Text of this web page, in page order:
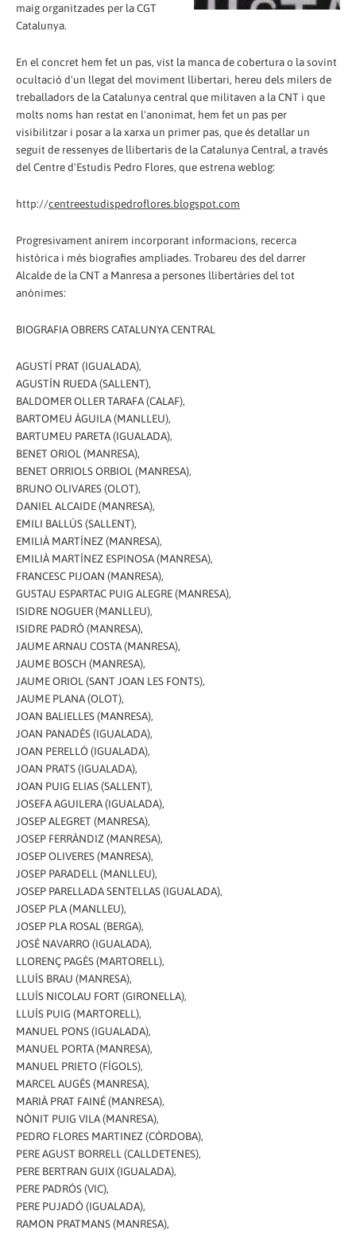
maig organitzades per la CGT
Catalunya.
En el concret hem fet un pas, vist la manca de cobertura o la sovint
ocultació d'un llegat del moviment llibertari, hereu dels milers de
treballadors de la Catalunya central que militaven a la CNT i que
molts noms han restat en l'anonimat, hem fet un pas per
visibilitzar i posar a la xarxa un primer pas, que és detallar un
seguit de ressenyes de llibertaris de la Catalunya Central, a través
del Centre d'Estudis Pedro Flores, que estrena weblog:
http://centreestudispedroflores.blogspot.com
Progresivament anirem incorporant informacions, recerca
històrica i més biografies ampliades. Trobareu des del darrer
Alcalde de la CNT a Manresa a persones llibertàries del tot
anònimes:
BIOGRAFIA OBRERS CATALUNYA CENTRAL
AGUSTÍ PRAT (IGUALADA),
AGUSTÍN RUEDA (SALLENT),
BALDOMER OLLER TARAFA (CALAF),
BARTOMEU ÀGUILA (MANLLEU),
BARTUMEU PARETA (IGUALADA),
BENET ORIOL (MANRESA),
BENET ORRIOLS ORBIOL (MANRESA),
BRUNO OLIVARES (OLOT),
DANIEL ALCAIDE (MANRESA),
EMILI BALLÚS (SALLENT),
EMILIÀ MARTÍNEZ (MANRESA),
EMILIÀ MARTÍNEZ ESPINOSA (MANRESA),
FRANCESC PIJOAN (MANRESA),
GUSTAU ESPARTAC PUIG ALEGRE (MANRESA),
ISIDRE NOGUER (MANLLEU),
ISIDRE PADRÓ (MANRESA),
JAUME ARNAU COSTA (MANRESA),
JAUME BOSCH (MANRESA),
JAUME ORIOL (SANT JOAN LES FONTS),
JAUME PLANA (OLOT),
JOAN BALIELLES (MANRESA),
JOAN PANADÈS (IGUALADA),
JOAN PERELLÓ (IGUALADA),
JOAN PRATS (IGUALADA),
JOAN PUIG ELIAS (SALLENT),
JOSEFA AGUILERA (IGUALADA),
JOSEP ALEGRET (MANRESA),
JOSEP FERRÀNDIZ (MANRESA),
JOSEP OLIVERES (MANRESA),
JOSEP PARADELL (MANLLEU),
JOSEP PARELLADA SENTELLAS (IGUALADA),
JOSEP PLA (MANLLEU),
JOSEP PLA ROSAL (BERGA),
JOSÉ NAVARRO (IGUALADA),
LLORENÇ PAGÈS (MARTORELL),
LLUÍS BRAU (MANRESA),
LLUÍS NICOLAU FORT (GIRONELLA),
LLUÍS PUIG (MARTORELL),
MANUEL PONS (IGUALADA),
MANUEL PORTA (MANRESA),
MANUEL PRIETO (FÍGOLS),
MARCEL AUGÉS (MANRESA),
MARIÀ PRAT FAINÉ (MANRESA),
NÒNIT PUIG VILA (MANRESA),
PEDRO FLORES MARTINEZ (CÓRDOBA),
PERE AGUST BORRELL (CALLDETENES),
PERE BERTRAN GUIX (IGUALADA),
PERE PADRÓS (VIC),
PERE PUJADÓ (IGUALADA),
RAMON PRATMANS (MANRESA),